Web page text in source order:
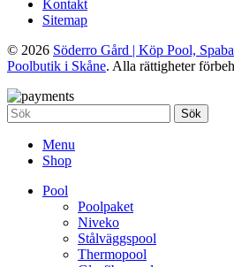
Kontakt
Sitemap
© 2026 Söderro Gård | Köp Pool,
Poolbutik i Skåne. Alla rättigheter
Sök
Menu
Shop
Pool
Poolpaket
Niveko
Stålväggspool
Thermopool